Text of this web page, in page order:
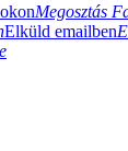
Megosztás
Elküld emailben